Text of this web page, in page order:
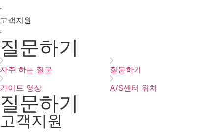
·
고객지원
·
질문하기
자주 하는 질문
질문하기
가이드 영상
A/S센터 위치
질문하기
고객지원